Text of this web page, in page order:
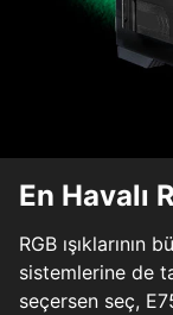
En Havalı
RGB ışıklarının
sistemlerine de
seçersen seç,